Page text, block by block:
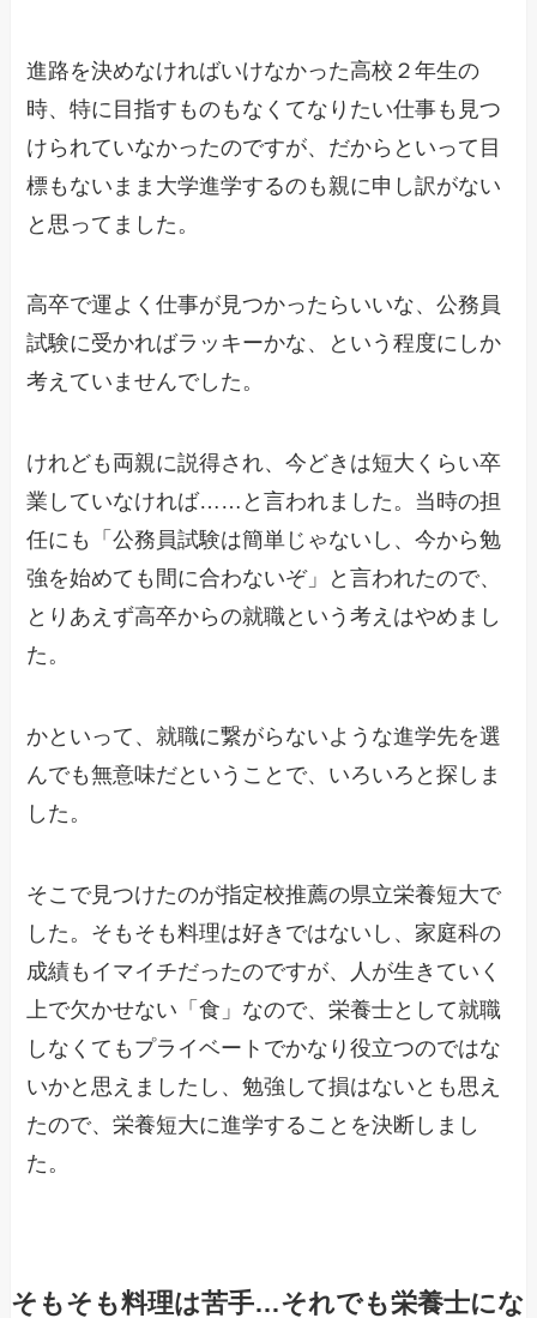
進路を決めなければいけなかった高校２年生の
時、特に目指すものもなくてなりたい仕事も見つ
けられていなかったのですが、だからといって目
標もないまま大学進学するのも親に申し訳がない
と思ってました。
高卒で運よく仕事が見つかったらいいな、公務員
試験に受かればラッキーかな、という程度にしか
考えていませんでした。
けれども両親に説得され、今どきは短大くらい卒
業していなければ……と言われました。当時の担
任にも「公務員試験は簡単じゃないし、今から勉
強を始めても間に合わないぞ」と言われたので、
とりあえず高卒からの就職という考えはやめまし
た。
かといって、就職に繋がらないような進学先を選
んでも無意味だということで、いろいろと探しま
した。
そこで見つけたのが指定校推薦の県立栄養短大で
した。そもそも料理は好きではないし、家庭科の
成績もイマイチだったのですが、人が生きていく
上で欠かせない「食」なので、栄養士として就職
しなくてもプライベートでかなり役立つのではな
いかと思えましたし、勉強して損はないとも思え
たので、栄養短大に進学することを決断しまし
た。
そもそも料理は苦手…それでも栄養士にな